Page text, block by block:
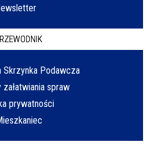
Skrzynka Podawcza
spraw
prywatności